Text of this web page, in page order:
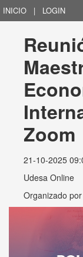
INICIO | LOGIN
Zoom
21-10-2025
Udesa Online
Organizado por